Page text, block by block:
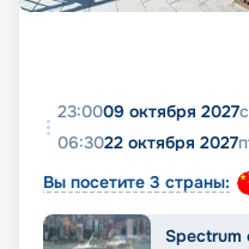
23:0009 октября 2027
06:3022 октября 2027
Вы посетите 3 страны:
Spectrum